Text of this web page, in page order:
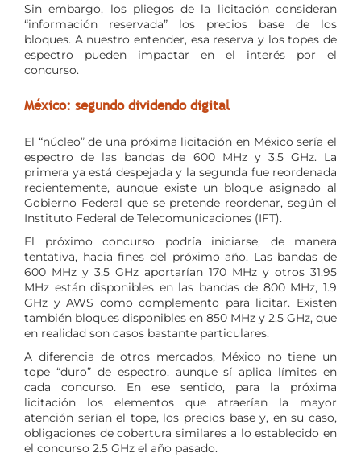
Sin embargo, los pliegos de la licitación consideran
“información reservada” los precios base de los
bloques. A nuestro entender, esa reserva y los topes de
espectro pueden impactar en el interés por el
concurso.
México: segundo dividendo digital
El “núcleo” de una próxima licitación en México sería el
espectro de las bandas de 600 MHz y 3.5 GHz. La
primera ya está despejada y la segunda fue reordenada
recientemente, aunque existe un bloque asignado al
Gobierno Federal que se pretende reordenar, según el
Instituto Federal de Telecomunicaciones (IFT).
El próximo concurso podría iniciarse, de manera
tentativa, hacia fines del próximo año. Las bandas de
600 MHz y 3.5 GHz aportarían 170 MHz y otros 31.95
MHz están disponibles en las bandas de 800 MHz, 1.9
GHz y AWS como complemento para licitar. Existen
también bloques disponibles en 850 MHz y 2.5 GHz, que
en realidad son casos bastante particulares.
A diferencia de otros mercados, México no tiene un
tope “duro” de espectro, aunque sí aplica límites en
cada concurso. En ese sentido, para la próxima
licitación los elementos que atraerían la mayor
atención serían el tope, los precios base y, en su caso,
obligaciones de cobertura similares a lo establecido en
el concurso 2.5 GHz el año pasado.